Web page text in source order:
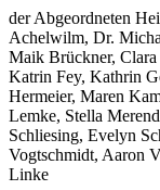
der Abgeordneten
Achelwilm, Dr.
Maik Brückner,
Katrin Fey, Kathrin
Hermeier, Maren
Lemke, Stella
Schliesing, Evelyn
Vogtschmidt, Aaron
Linke